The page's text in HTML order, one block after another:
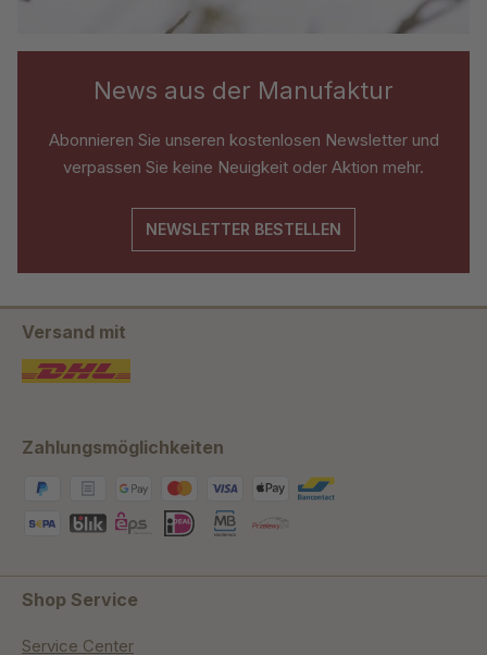
News aus der Manufaktur
Abonnieren Sie unseren kostenlosen Newsletter und
verpassen Sie keine Neuigkeit oder Aktion mehr.
NEWSLETTER BESTELLEN
Versand mit
Zahlungsmöglichkeiten
Shop Service
Service Center